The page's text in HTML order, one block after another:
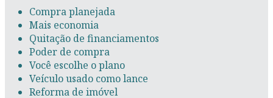
Compra planejada
Mais economia
Quitação de financiamentos
Poder de compra
Você escolhe o plano
Veículo usado como lance
Reforma de imóvel